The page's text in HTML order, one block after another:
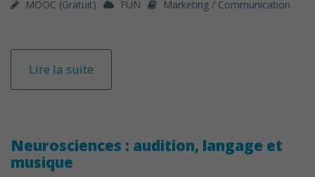
MOOC (gratuit) FUN Marketing / Communication
Lire la suite
Neurosciences : audition, langage et
musique